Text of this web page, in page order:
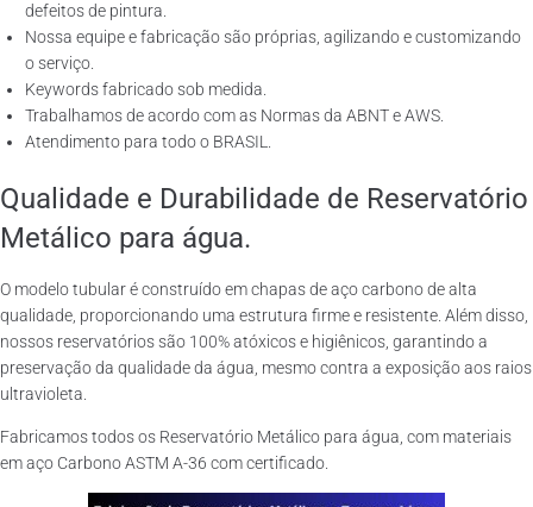
defeitos de pintura.
Nossa equipe e fabricação são próprias, agilizando e customizando
o serviço.
Keywords fabricado sob medida.
Trabalhamos de acordo com as Normas da ABNT e AWS.
Atendimento para todo o BRASIL.
Qualidade e Durabilidade de Reservatório
Metálico para água.
O modelo tubular é construído em chapas de aço carbono de alta
qualidade, proporcionando uma estrutura firme e resistente. Além disso,
nossos reservatórios são 100% atóxicos e higiênicos, garantindo a
preservação da qualidade da água, mesmo contra a exposição aos raios
ultravioleta.
Fabricamos todos os Reservatório Metálico para água, com materiais
em aço Carbono ASTM A-36 com certificado.